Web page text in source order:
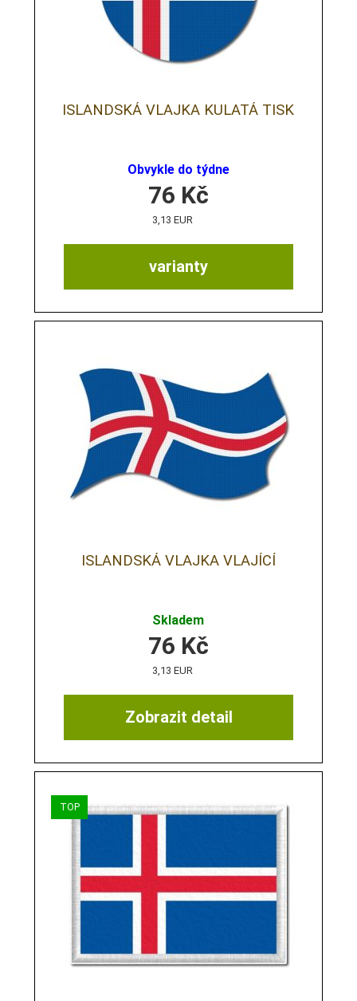
ISLANDSKÁ VLAJKA KULATÁ TISK
Obvykle do týdne
varianty
76 Kč
3,13 EUR
ISLANDSKÁ VLAJKA VLAJÍCÍ
Skladem
Zobrazit detail
76 Kč
3,13 EUR